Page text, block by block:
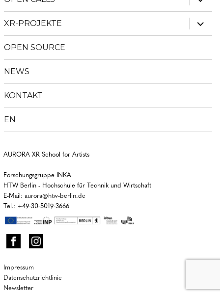
XR-PROJEKTE
OPEN SOURCE
NEWS
KONTAKT
EN
AURORA XR School for Artists
Forschungsgruppe INKA
HTW Berlin - Hochschule für Technik und Wirtschaft
E-Mail: aurora@htw-berlin.de
Tel.: +49-30-5019-3666
Impressum
Datenschutzrichtlinie
Newsletter